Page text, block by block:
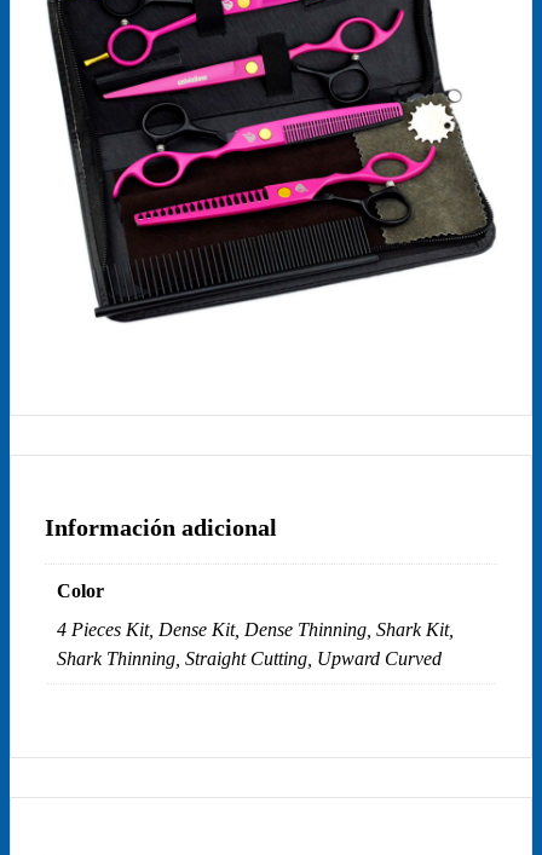
Información adicional
Color
4 Pieces Kit, Dense Kit, Dense Thinning, Shark Kit,
Shark Thinning, Straight Cutting, Upward Curved